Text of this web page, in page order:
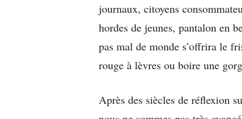
journaux, citoyens
hordes de jeunes, pantalon en
pas mal de monde s’offrira le
rouge à lèvres ou boire une
Après des siècles de réflexion